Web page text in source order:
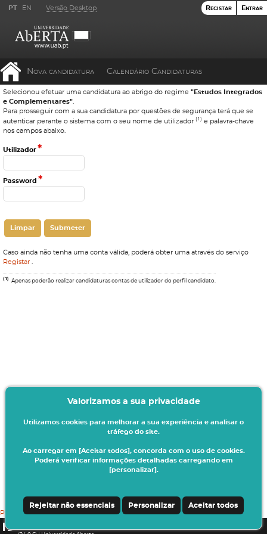
PT EN Versão Desktop Registar Entrar
Nova candidatura Calendário Candidaturas
Selecionou efetuar uma candidatura ao abrigo do regime "Estudos Integrados
e Complementares"
Para prosseguir com a sua candidatura por questões de segurança terá que se
autenticar perante o sistema com o seu nome de utilizador (1) e palavra-chave
nos campos abaixo.
Utilizador*
Password *
Caso ainda não tenha uma conta válida, poderá obter uma através do serviço
Registar
(1) Apenas poderão realizar candidaturas contas de utilizador do perfil candidato.
POLíTICA PRIVACIDADE
Valorizamos a sua privacidade
Utilizamos cookies para melhorar a sua experiência e analisar o
tráfego do site.
Ao carregar em [Aceitar todos], concorda com o uso de cookies.
Poderá verificar informações detalhadas carregando em
[personalizar].
Rejeitar não essenciais Personalizar Aceitar todos